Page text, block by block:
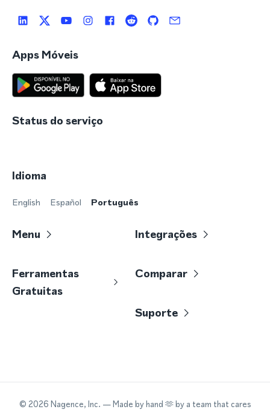
Apps Móveis
Status do serviço
Idioma
English Español Português
Menu Integrações
Ferramentas
Gratuitas
Comparar
Suporte
© 2026 Nagence, Inc. — Made by hand 🫶 by a team that cares